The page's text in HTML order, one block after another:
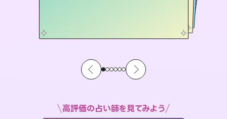
高評価の占い師を見てみよう